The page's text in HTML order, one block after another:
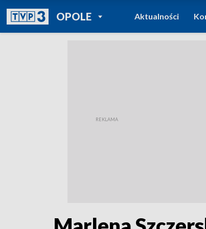
OPOLEPOWRÓT DO
TVP REGIONY
Aktualności